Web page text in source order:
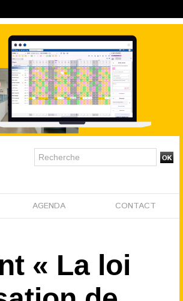
AGENDA CONTACT
« La loi